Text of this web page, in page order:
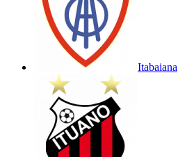
Itabaiana